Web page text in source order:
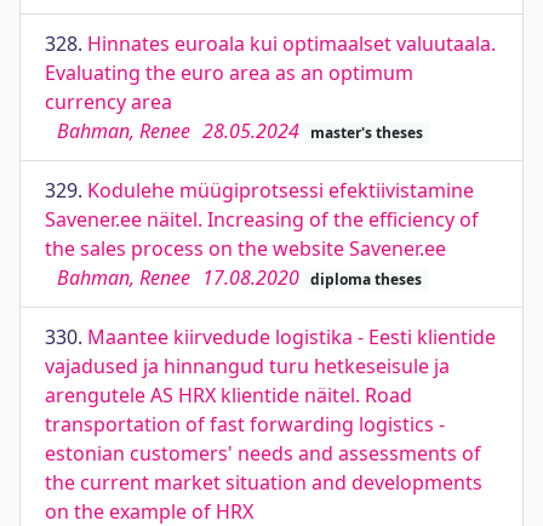
328. Hinnates euroala kui optimaalset valuutaala.
Evaluating the euro area as an optimum
currency area
Bahman, Renee 28.05.2024 master's theses
329. Kodulehe müügiprotsessi efektiivistamine
Savener.ee näitel. Increasing of the efficiency of
the sales process on the website Savener.ee
Bahman, Renee 17.08.2020 diploma theses
330. Maantee kiirvedude logistika - Eesti klientide
vajadused ja hinnangud turu hetkeseisule ja
arengutele AS HRX klientide näitel. Road
transportation of fast forwarding logistics -
estonian customers' needs and assessments of
the current market situation and developments
on the example of HRX